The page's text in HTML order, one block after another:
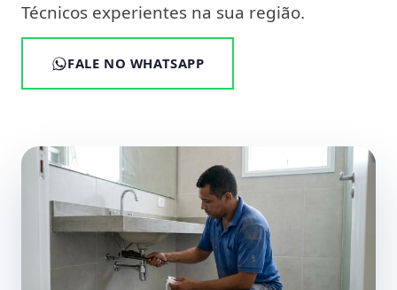
Técnicos experientes na sua região.
FALE NO WHATSAPP